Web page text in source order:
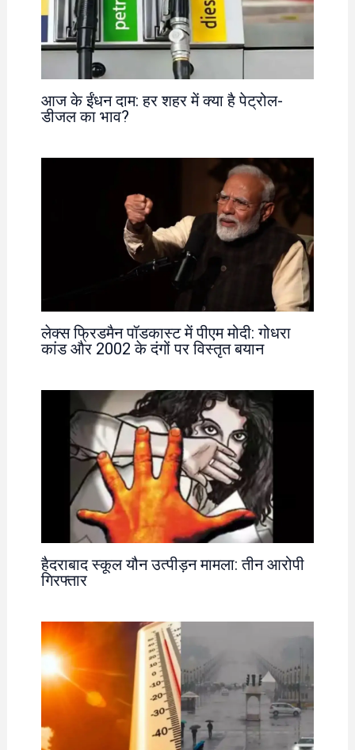
आज के ईंधन दाम: हर शहर में क्या है पेट्रोल-
डीजल का भाव?
लेक्स फ्रिडमैन पॉडकास्ट में पीएम मोदी: गोधरा
कांड और 2002 के दंगों पर विस्तृत बयान
हैदराबाद स्कूल यौन उत्पीड़न मामला: तीन आरोपी
गिरफ्तार